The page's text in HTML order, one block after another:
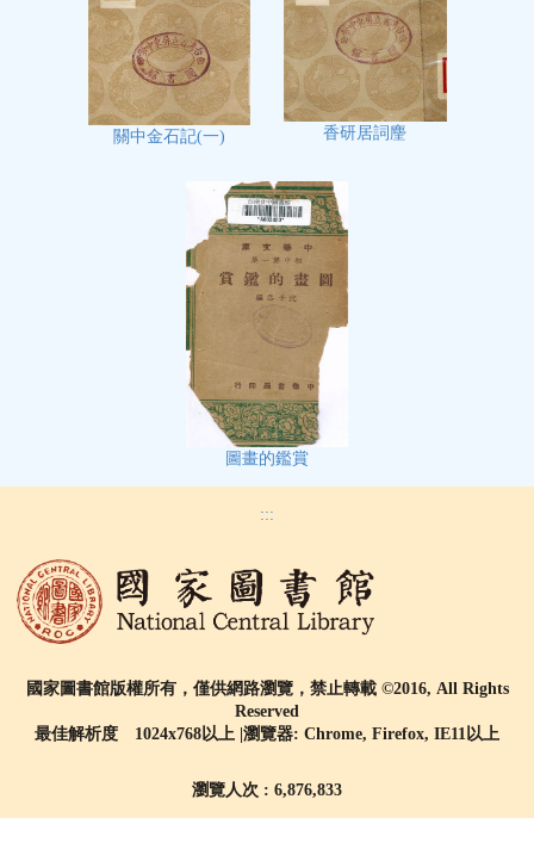
關中金石記(一) 香研居詞麈
圖畫的鑑賞
:::
國家圖書館版權所有，僅供網路瀏覽，禁止轉載 ©2016, All Rights
Reserved
最佳解析度 1024x768以上 |瀏覽器: Chrome, Firefox, IE11以上
瀏覽人次 : 6,876,833